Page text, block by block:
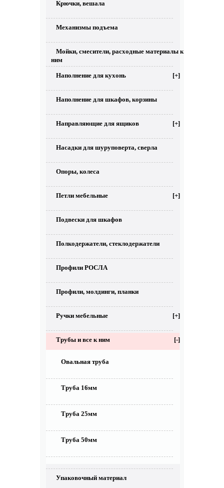
Крючки, вешала
Механизмы подъема
Мойки, смесители, расходные материалы к
ним
Наполнение для кухонь [+]
Наполнение для шкафов, корзины
Направляющие для ящиков [+]
Насадки для шуруповерта, сверла
Опоры, колеса
Петли мебельные [+]
Подвески для шкафов
Полкодержатели, стеклодержатели
Профили РОСЛА
Профили, молдинги, планки
Ручки мебельные [+]
Трубы и все к ним [-]
Овальная труба
Труба 16мм
Труба 25мм
Труба 50мм
Упаковочный материал